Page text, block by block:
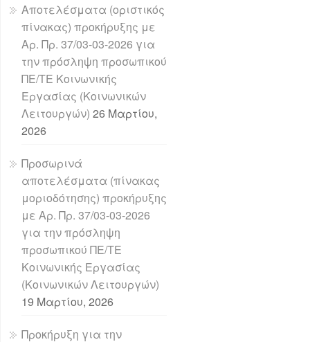
Αποτελέσματα (οριστικός
πίνακας) προκήρυξης με
Αρ. Πρ. 37/03-03-2026 για
την πρόσληψη προσωπικού
ΠΕ/ΤΕ Κοινωνικής
Εργασίας (Κοινωνικών
Λειτουργών) 26 Μαρτίου,
2026
Προσωρινά
αποτελέσματα (πίνακας
μοριοδότησης) προκήρυξης
με Αρ. Πρ. 37/03-03-2026
για την πρόσληψη
προσωπικού ΠΕ/ΤΕ
Κοινωνικής Εργασίας
(Κοινωνικών Λειτουργών)
19 Μαρτίου, 2026
Προκήρυξη για την